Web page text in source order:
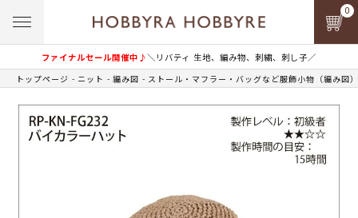
ファイナルセール開催中♪＼リバティ 生地、編み物、刺繍、刺し子／
0
トップページ ニット 編み図 ストール・マフラー・バッグなど服飾小物（編み図）